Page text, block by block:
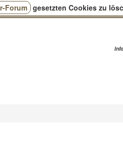
Forum gesetzten Cookies zu